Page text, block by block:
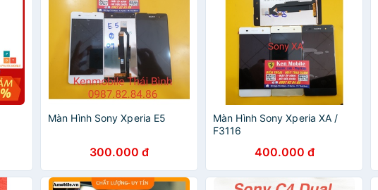
Màn Hình Sony Xperia E5
300.000 đ
Màn Hình Sony Xperia XA /
F3116
400.000 đ